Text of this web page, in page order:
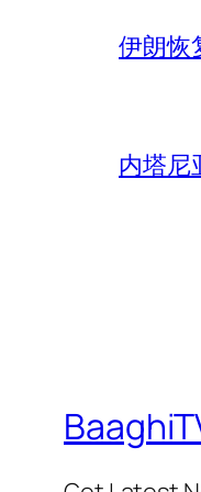
伊朗恢
内塔尼